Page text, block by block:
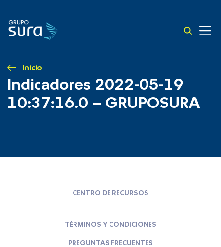
Inicio
Indicadores 2022-05-19
10:37:16.0 – GRUPOSURA
CENTRO DE RECURSOS
TÉRMINOS Y CONDICIONES
PREGUNTAS FRECUENTES